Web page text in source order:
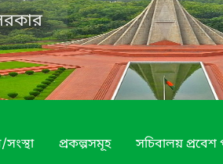
প্রকল্পসমূহ সচিবালয় প্রবেশ